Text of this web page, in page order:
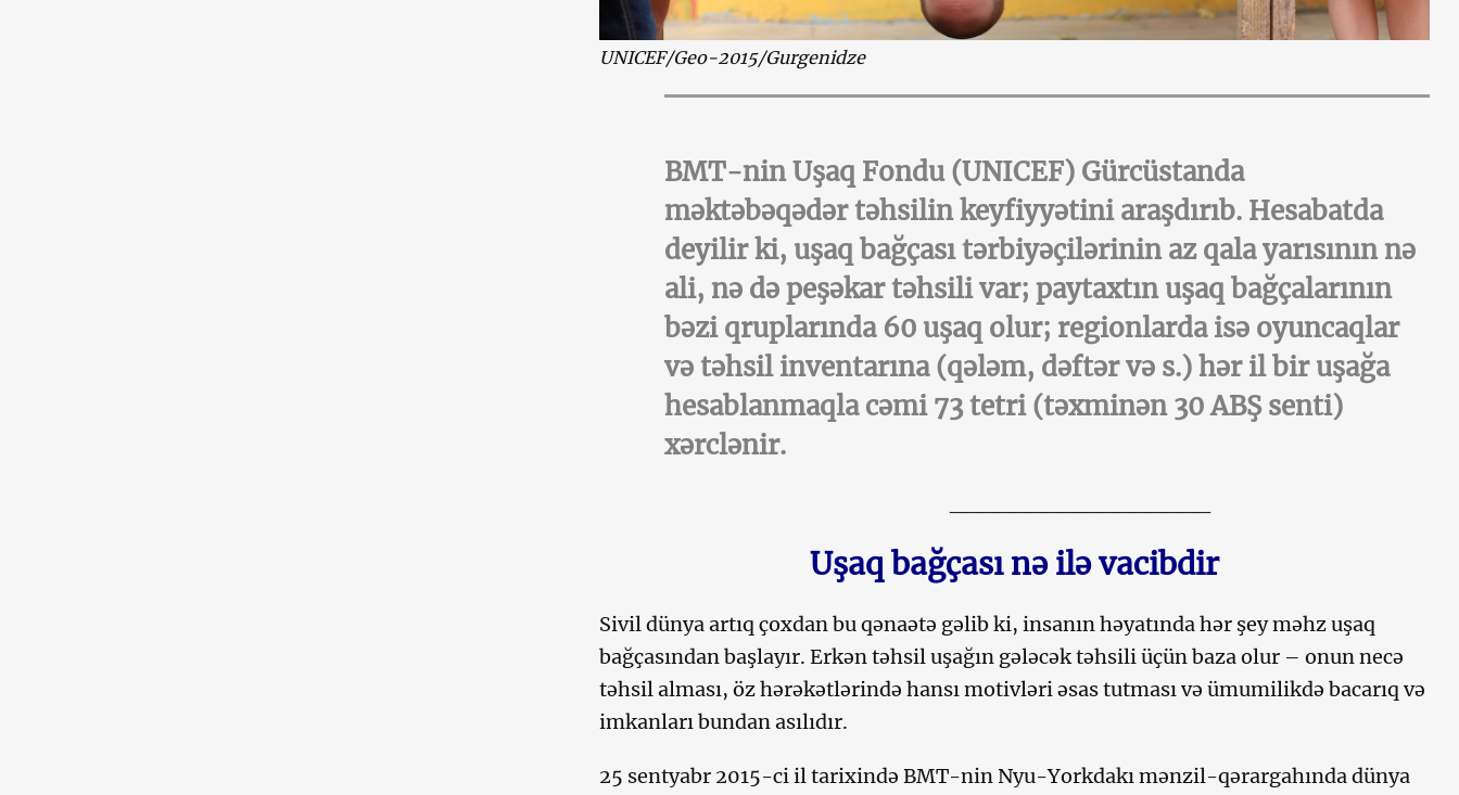
UNICEF/Geo-2015/Gurgenidze
BMT-nin Uşaq Fondu (UNICEF) Gürcüstanda
məktəbəqədər təhsilin keyfiyyətini araşdırıb. Hesabatda
deyilir ki, uşaq bağçası tərbiyəçilərinin az qala yarısının nə
ali, nə də peşəkar təhsili var; paytaxtın uşaq bağçalarının
bəzi qruplarında 60 uşaq olur; regionlarda isə oyuncaqlar
və təhsil inventarına (qələm, dəftər və s.) hər il bir uşağa
hesablanmaqla cəmi 73 tetri (təxminən 30 ABŞ senti)
xərclənir.
Uşaq bağçası nə ilə vacibdir
Sivil dünyaartıq çoxdan bu qənaətə gəlib ki, insanın həyatında hər şey məhz uşaq
bağçasından başlayır. Erkən təhsil uşağın gələcək təhsili üçün baza olur – onun necə
təhsil alması, öz hərəkətlərində hansı motivləri əsas tutması və ümumilikdə bacarıq və
imkanları bundan asılıdır.
25 sentyabr 2015-ci il tarixində BMT-nin Nyu-Yorkdakı mənzil-qərargahında dünya